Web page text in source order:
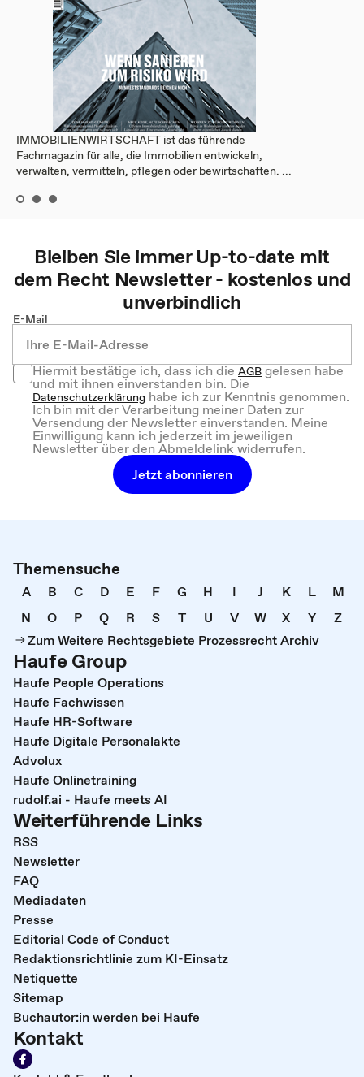
IMMOBILIENWIRTSCHAFT ist das führende
Fachmagazin für alle, die Immobilien entwickeln,
verwalten, vermitteln, pflegen oder bewirtschaften. ...
Bleiben Sie immer Up-to-date mit
dem Recht Newsletter - kostenlos und
unverbindlich
E-Mail
Hiermit bestätige ich, dass ich dieAGBgelesen habe
und mit ihnen einverstanden bin. Die
Datenschutzerklärung habe ich zur Kenntnis genommen.
Ich bin mit der Verarbeitung meiner Daten zur
Versendung der Newsletter einverstanden. Meine
Einwilligung kann ich jederzeit im jeweiligen
Newsletter über den Abmeldelink widerrufen.
Jetzt abonnieren
Themensuche
A B C D E F G H I J K L
M
N
O P Q R S T U V W X Y
Z
Zum Weitere Rechtsgebiete Prozessrecht Archiv
Haufe Group
Haufe People Operations
Haufe Fachwissen
Haufe HR-Software
Haufe Digitale Personalakte
Advolux
Haufe Onlinetraining
rudolf.ai - Haufe meets AI
Weiterführende Links
RSS
Newsletter
FAQ
Mediadaten
Presse
Editorial Code of Conduct
Redaktionsrichtlinie zum KI-Einsatz
Netiquette
Sitemap
Buchautor:in werden bei Haufe
Kontakt